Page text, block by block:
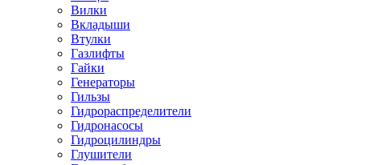
Вилки
Вкладыши
Втулки
Газлифты
Гайки
Генераторы
Гильзы
Гидрораспределители
Гидронасосы
Гидроцилиндры
Глушители